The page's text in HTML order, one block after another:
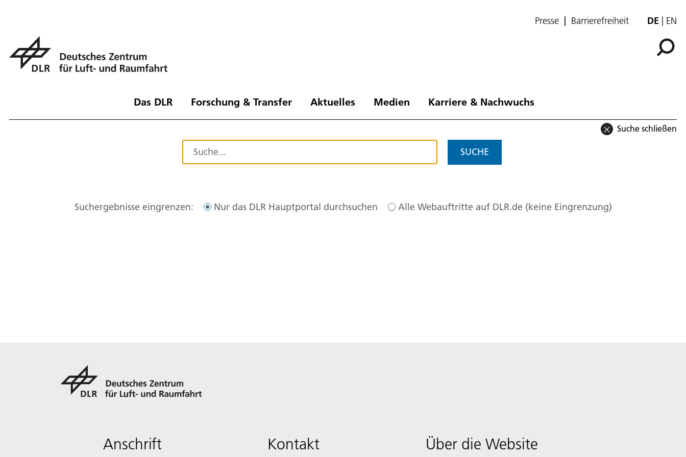
Presse Barrierefreiheit DE EN
Das DLR Forschung & Transfer Aktuelles Medien Karriere & Nachwuchs
Suche schließen
SUCHE
Suchergebnisse eingrenzen: Nur das DLR Hauptportal durchsuchen Alle Webauftritte auf DLR.de (keine Eingrenzung)
Anschrift Kontakt Über die Website